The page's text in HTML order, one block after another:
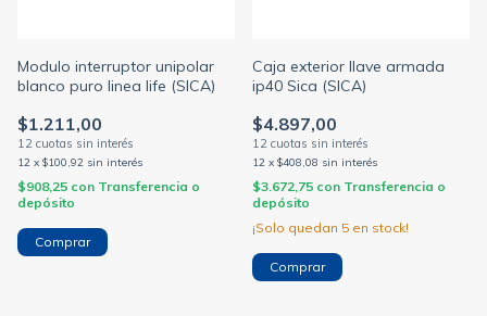
Modulo interruptor unipolar
blanco puro linea life (SICA)
$1.211,00
12 x $100,92 sin interés
$908,25 con Transferencia o
depósito
Caja exterior llave armada
ip40 Sica (SICA)
$4.897,00
12 x $408,08 sin interés
$3.672,75 con Transferencia o
depósito
¡Solo quedan 5 en stock!
Comprar